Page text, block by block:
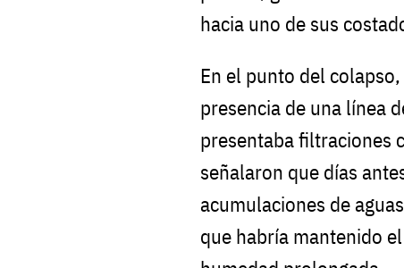
hacia uno de sus
En el punto del
presencia de una línea
presentaba filtraciones
señalaron que días
acumulaciones de
que habría mantenido